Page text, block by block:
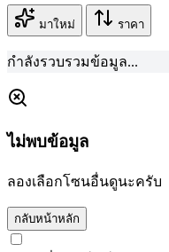
มาใหม่ ราคา
กำลังรวบรวมข้อมูล...
ไม่พบข้อมูล
ลองเลือกโซนอื่นดูนะครับ
กลับหน้าหลัก